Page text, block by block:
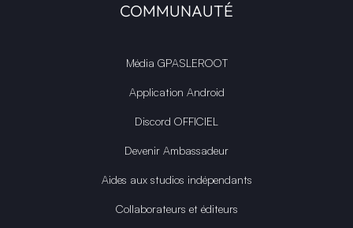
COMMUNAUTÉ
Média GPASLEROOT
Application Android
Discord OFFICIEL
Devenir Ambassadeur
Aides aux studios indépendants
Collaborateurs et éditeurs